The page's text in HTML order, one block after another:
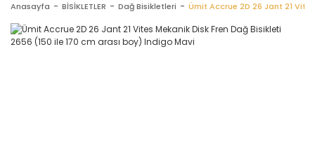
Anasayfa BİSİKLETLER Dağ Bisikletleri Ümit Accrue 2D 26 Jant 21